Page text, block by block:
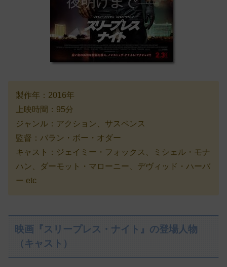
製作年：2016年
上映時間：95分
ジャンル：アクション、サスペンス
監督：バラン・ボー・オダー
キャスト：ジェイミー・フォックス、ミシェル・モナ
ハン、ダーモット・マローニー、デヴィッド・ハーバ
ー etc
映画『スリープレス・ナイト』の登場人物
（キャスト）